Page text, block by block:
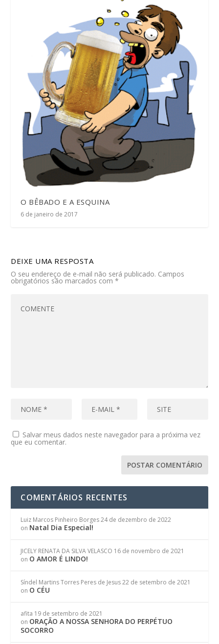
O BÊBADO E A ESQUINA
6 de janeiro de 2017
DEIXE UMA RESPOSTA
O seu endereço de e-mail não será publicado. Campos
obrigatórios são marcados com*
Salvar meus dados neste navegador para a próxima vez
que eu comentar.
COMENTÁRIOS RECENTES
Luiz Marcos Pinheiro Borges 24 de dezembro de 2022
on Natal Dia Especial!
JICELY RENATA DA SILVA VELASCO 16 de novembro de 2021
on O AMOR É LINDO!
Síndel Martins Torres Peres de Jesus 22 de setembro de 2021
on O CÉU
afita 19 de setembro de 2021
on ORAÇÃO A NOSSA SENHORA DO PERPÉTUO
SOCORRO